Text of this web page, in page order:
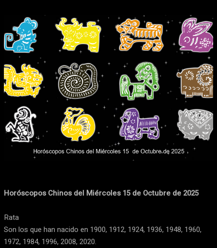
Facebook WhatsApp
Horóscopos Chinos del Miércoles 15 de Octubre de 2025
Rata
Son los que han nacido en 1900, 1912, 1924, 1936, 1948, 1960,
1972, 1984, 1996, 2008, 2020.